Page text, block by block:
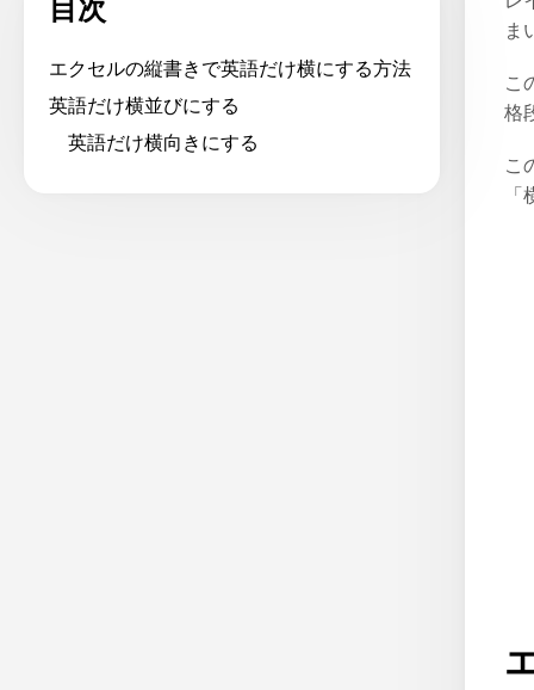
目次
エクセルの縦書きで英語だけ横にする方法
英語だけ横並びにする
英語だけ横向きにする
ま
こ
格
こ